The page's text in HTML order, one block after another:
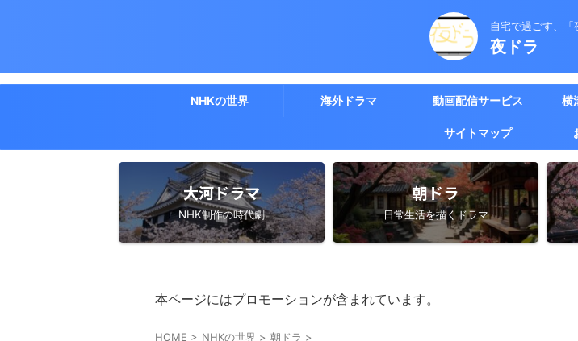
自宅で過ごす、「
夜ドラ
NHKの世界 海外ドラマ 動画配信サービス 横
サイトマップ
大河ドラマ
NHK制作の時代劇
朝ドラ
日常生活を描くドラマ
本ページにはプロモーションが含まれています。
HOME > NHKの世界 > 朝ドラ >